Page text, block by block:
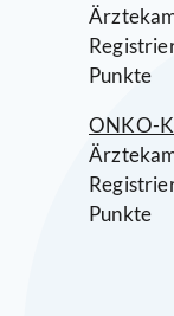
Punkte
ONKO-
Punkte